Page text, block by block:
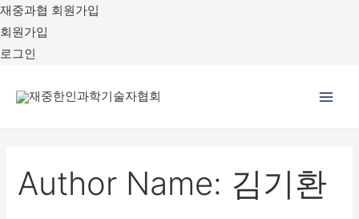
재중과협 회원가입
회원가입
로그인
Author Name: 김기환